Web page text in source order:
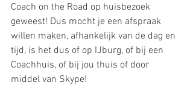
Coach on the Road op huisbezoek
geweest! Dus mocht je een afspraak
willen maken, afhankelijk van de dag en
tijd, is het dus of op IJburg, of bij een
Coachhuis, of bij jou thuis of door
middel van Skype!